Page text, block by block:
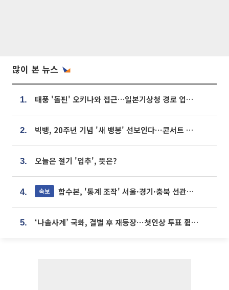
많이 본 뉴스
1. 태풍 '돌핀' 오키나와 접근…일본기상청 경로 업데이트
2. 빅뱅, 20주년 기념 '새 뱅봉' 선보인다⋯콘서트 앞두고 팝업 개최
3. 오늘은 절기 '입추', 뜻은?
4. 속보 합수본, '통계 조작' 서울·경기·충북 선관위 등 추가 압수수색
5. ‘나솔사계’ 국화, 결별 후 재등장⋯첫인상 투표 휩쓸고 ‘인기녀’ 등극